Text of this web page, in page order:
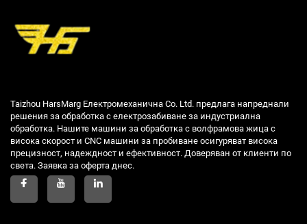
Taizhou HarsMarg Електромеханична Co. Ltd. предлага напреднали
решения за обработка с електрозабиване за индустриална
обработка. Нашите машини за обработка с волфрамова жица с
висока скорост и CNC машини за пробиване осигуряват висока
прецизност, надеждност и ефективност. Доверяван от клиенти по
света. Заявка за оферта днес.